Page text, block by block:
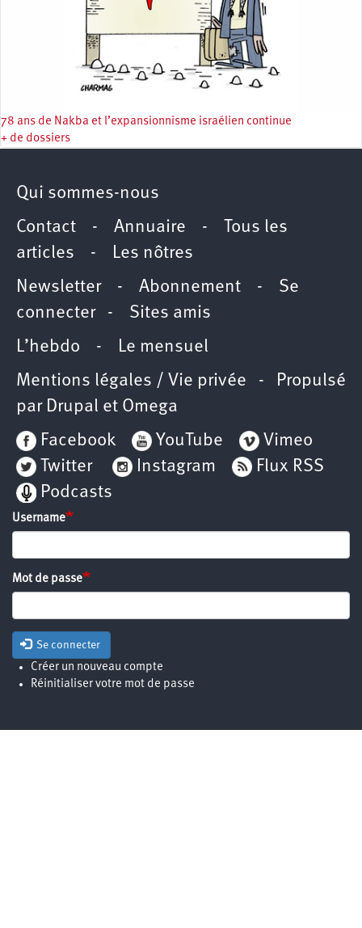
78 ans de Nakba et l’expansionnisme israélien continue
+ de dossiers
Qui sommes-nous
Contact - Annuaire -
Tous les
articles - Les nôtres
Newsletter- Abonnement - Se
connecter- Sites amis
L’hebdo - Le mensuel
Mentions légales / Vie privée - Propulsé
par Drupal et Omega
Facebook
YouTube
Vimeo
Twitter
Instagram
Flux RSS
Podcasts
Username
Mot de passe
Se connecter
Créer un nouveau compte
Réinitialiser votre mot de passe